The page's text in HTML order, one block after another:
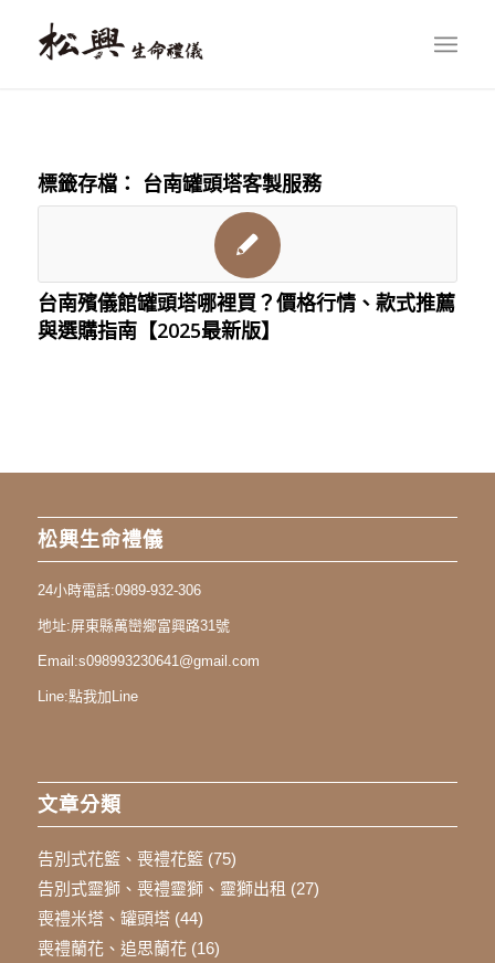
標籤存檔： 台南罐頭塔客製服務
台南殯儀館罐頭塔哪裡買？價格行情、款式推薦
與選購指南【2025最新版】
松興生命禮儀
24小時電話:0989-932-306
地址:屏東縣萬巒鄉富興路31號
Email:s098993230641@gmail.com
Line:點我加Line
文章分類
告別式花籃、喪禮花籃(75)
告別式靈獅、喪禮靈獅、靈獅出租 (27)
喪禮米塔、罐頭塔(44)
喪禮蘭花、追思蘭花(16)